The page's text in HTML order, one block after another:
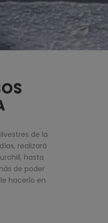
de la
realizará
hasta
de poder
hacerlo en